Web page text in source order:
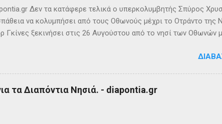
την αναφέρει πρώτο...
Δεν τα κατάφερε τελικά ο υπερκολυμβητής Σπύρος
να κολυμπήσει από τους Οθωνούς μέχρι το Οτράντο της
Γκίνες ξεκινήσει στις 26 Αυγούστου από το νησί των Οθωνών
Τη νύχτα ένα κοπάδι μεδουσών τον έβαλε στόχο, η
τη προσπάθεια. 👉 Ακολουθήστε μας στο Instagram
τα Διαπόντια Νησιά. - diapontia.gr